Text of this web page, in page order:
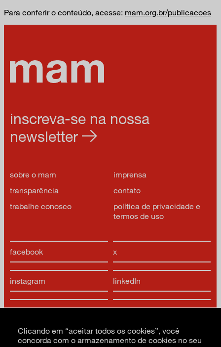
Para conferir o conteúdo, acesse: mam.org.br/publicacoes
facebook x
instagram linkedIn
youtube google arts & culture
inscreva-se na nossa
newsletter
sobre o mam
imprensa
transparência
contato
trabalhe conosco
política de privacidade e
termos de uso
Clicando em “aceitar todos os cookies”, você
concorda com o armazenamento de cookies no seu